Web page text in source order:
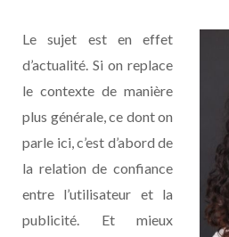
Le sujet est en effet
d’actualité. Si on replace
le contexte de manière
plus générale, ce dont on
parle ici, c’est d’abord de
la relation de confiance
entre l’utilisateur et la
publicité. Et mieux